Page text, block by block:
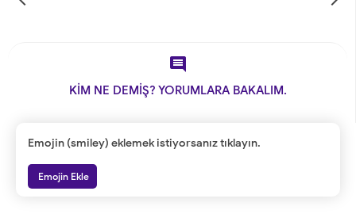

KİM NE DEMİŞ? YORUMLARA BAKALIM.
Emojin (smiley) eklemek istiyorsanız tıklayın.
Emojin Ekle